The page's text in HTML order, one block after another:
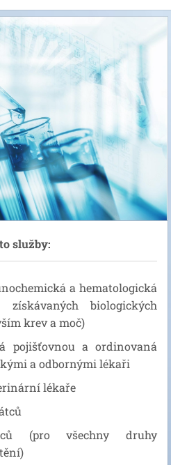
služby:
a hematologická
získávaných biologických
krev a moč)
pojišťovnou a ordinovaná
a odbornými lékaři
lékaře
(pro všechny druhy